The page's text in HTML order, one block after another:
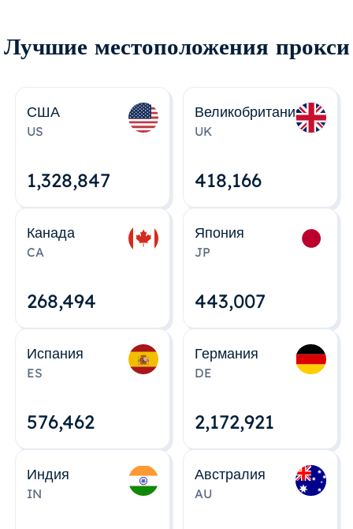
Лучшие местоположения прокси
США
US
1,328,848
Великобритания
UK
418,167
Канада
CA
268,495
Япония
JP
443,008
Испания
ES
576,463
Германия
DE
2,172,922
Индия
IN
Австралия
AU